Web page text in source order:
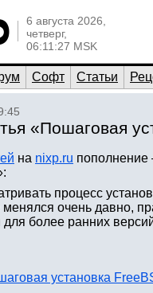
6 августа 2026,
четверг,
06:11:27 MSK
Софт Статьи
«Пошаговая
на nixp.ru пополнение
процесс
очень давно,
более ранних
установка